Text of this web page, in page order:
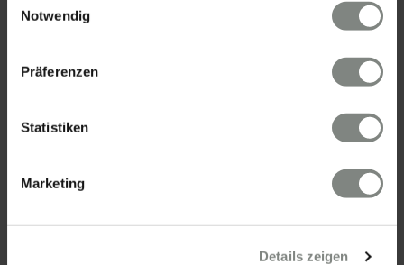
Cookies, wenn Sie unsere Webseite weiterhin nutzen.
Notwendig
Präferenzen
Statistiken
Marketing
Details zeigen
Immobilienmakler HEIDELBERG